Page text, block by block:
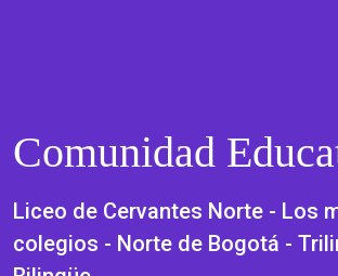
Comunidad
Liceo de Cervantes Norte - Los
colegios - Norte de Bogotá -